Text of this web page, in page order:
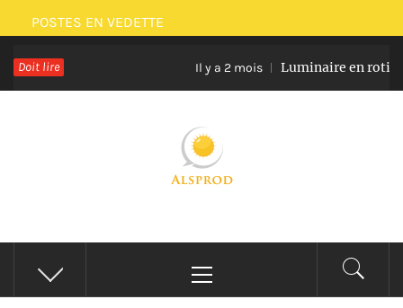
Passer
au
contenu
POSTES EN VEDETTE
Doit lire Il y a 2 mois Luminaire en rotin et
ALSPROD
Site De Partage De Délicieux Plats
principal